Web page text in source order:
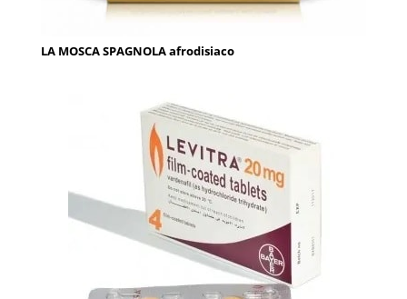
LA MOSCA SPAGNOLA afrodisiaco